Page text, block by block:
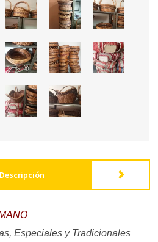
Descripción
Especiales y Tradicionales